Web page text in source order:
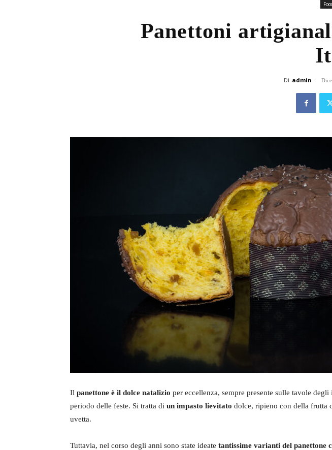
Panettoni
Di admin -
Il panettone è il dolce natalizio per eccellenza, sempre presente sulle tavole
periodo delle feste. Si tratta di un impasto lievitato dolce, ripieno con della frutta
uvetta.
Tuttavia, nel corso degli anni sono state ideate tantissime varianti del panettone